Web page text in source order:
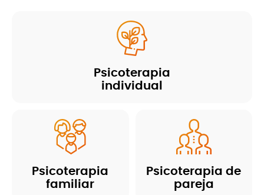
Psicoterapia
individual
Psicoterapia
familiar
Psicoterapia de
pareja